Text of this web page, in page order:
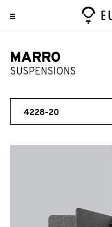
MARRO
SUSPENSIONS
4228-20